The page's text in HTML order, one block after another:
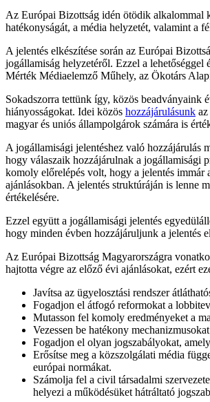
Az Európai Bizottság idén ötödik alkalommal
hatékonyságát, a média helyzetét, valamint a
A jelentés elkészítése során az Európai
jogállamiság helyzetéről. Ezzel a
Mérték Médiaelemző Műhely, az Ökotárs
Sokadszorra tettünk így, közös beadványaink
hiányosságokat. Idei közös hozzájárulásunk
magyar és uniós állampolgárok számára is
A jogállamisági jelentéshez való hozzájárulás
hogy válaszaik hozzájárulnak a jogállamisági
komoly előrelépés volt, hogy a jelentés immár
ajánlásokban. A jelentés struktúráján is lenne
értékelésére.
Ezzel együtt a jogállamisági jelentés
hogy minden évben hozzájáruljunk a jelentés
Az Európai Bizottság Magyarországra
hajtotta végre az előző évi ajánlásokat, ezért
Javítsa az ügyelosztási rendszer
Fogadjon el átfogó reformokat a
Mutasson fel komoly eredményeket a
Vezessen be hatékony
Fogadjon el olyan jogszabályokat,
Erősítse meg a közszolgálati média
európai normákat.
Számolja fel a civil társadalmi
helyezi a működésüket hátráltató